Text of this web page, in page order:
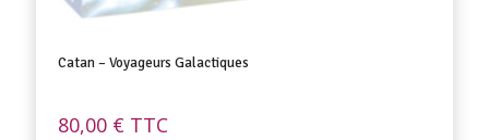
Catan – Voyageurs Galactiques
80,00 € TTC